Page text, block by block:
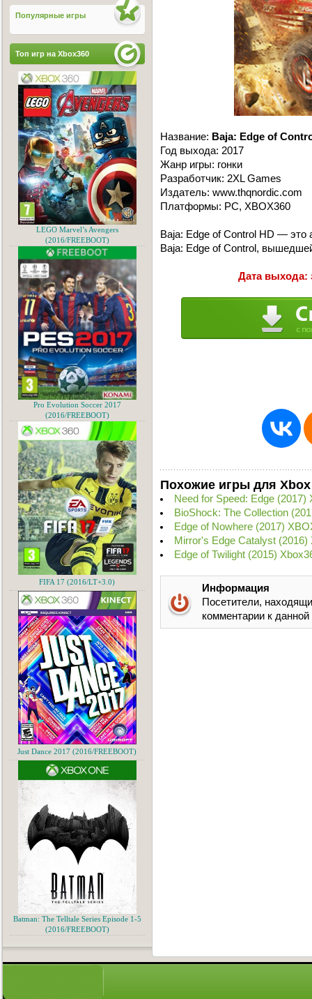
Название: Baja: Edge of
Год выхода: 2017
Жанр игры: гонки
Разработчик: 2XL Games
Издатель: www.thqnordic.com
Платформы: PC, XBOX360
Baja: Edge of Control HD — это
Baja: Edge of Control,
Дата выхода:
Похожие игры для Xbox
Need for Speed: Edge (2017)
BioShock: The Collection
Edge of Nowhere (2017)
Mirror's Edge Catalyst (2016)
Edge of Twilight (2015)
Информация
Посетители,
комментарии к
Популярные игры
Топ игр на Xbox360
LEGO Marvel’s Avengers
(2016/FREEBOOT)
Pro Evolution Soccer 2017
(2016/FREEBOOT)
FIFA 17 (2016/LT+3.0)
Just Dance 2017 (2016/FREEBOOT)
Batman: The Telltale Series Episode 1-5
(2016/FREEBOOT)